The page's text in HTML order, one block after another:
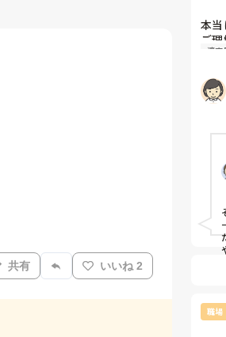
共有 いいね 2
本
ご
なり
それ
1
そ
正
今
け
ん
員
だ
思
ま
(笑)
すみ
適応
職場